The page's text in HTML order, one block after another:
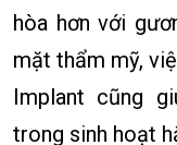
hòa hơn với
mặt thẩm mỹ,
Implant cũng
trong sinh hoạt